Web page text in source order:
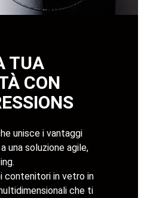
TUA
CON
unisce i vantaggi
una soluzione agile,
contenitori in vetro in
che ti